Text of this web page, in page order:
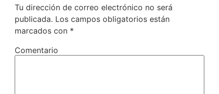
Tu dirección de correo electrónico no será
publicada. Los campos obligatorios están
marcados con *
Comentario